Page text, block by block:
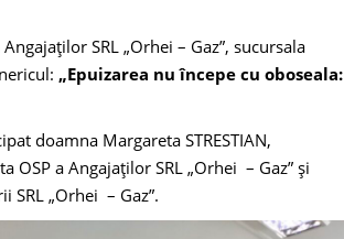
SRL „Orhei – Gaz”, sucursala
„Epuizarea nu începe cu oboseala:
doamna Margareta STRESTIAN,
OSP a Angajaților SRL „Orhei – Gaz” și
„Orhei – Gaz”.